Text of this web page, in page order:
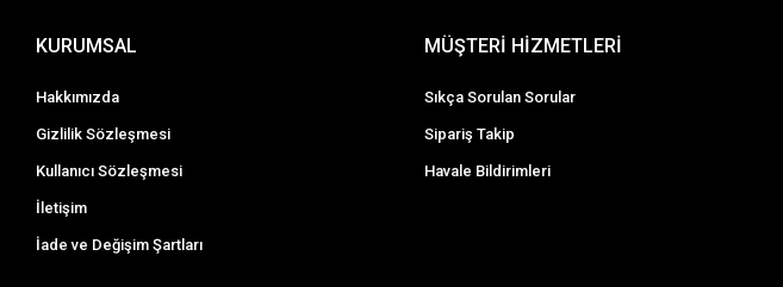
KURUMSAL
Hakkımızda
Gizlilik Sözleşmesi
Kullanıcı Sözleşmesi
İletişim
İade ve Değişim Şartları
MÜŞTERİ HİZMETLERİ
Sıkça Sorulan Sorular
Sipariş Takip
Havale Bildirimleri